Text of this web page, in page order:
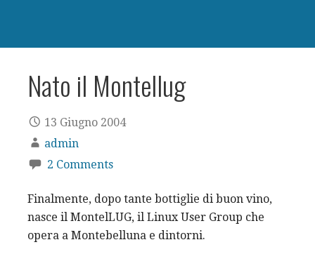
Nato il Montellug
13 Giugno 2004
admin
2 Comments
Finalmente, dopo tante bottiglie di buon vino,
nasce il MontelLUG, il Linux User Group che
opera a Montebelluna e dintorni.